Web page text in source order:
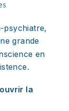
psychiatre,
grande
en
la